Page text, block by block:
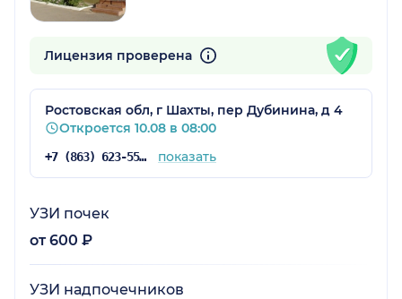
Лицензия проверена
Ростовская обл, г Шахты, пер Дубинина, д 4
Откроется 10.08 в 08:00
+7 (863) 623-55-99 показать
УЗИ почек
от 600 ₽
УЗИ надпочечников